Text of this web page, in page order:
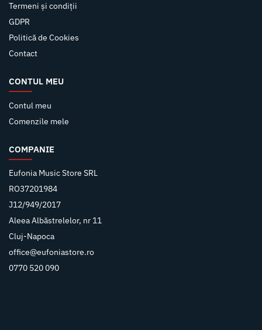
Termeni și condiții
GDPR
Politică de Cookies
Contact
CONTUL MEU
Contul meu
Comenzile mele
COMPANIE
Eufonia Music Store SRL
RO37201984
J12/949/2017
Aleea Albăstrelelor, nr 11
Cluj-Napoca
office@eufoniastore.ro
0770 520 090